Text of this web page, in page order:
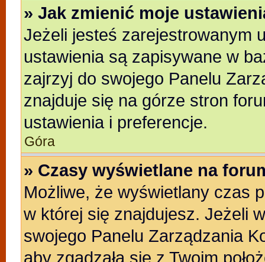
» Jak zmienić moje
Jeżeli jesteś zarejestrowanym
ustawienia są zapisywane w
zajrzyj do swojego Panelu
znajduje się na górze stron
ustawienia i preferencje.
Góra
» Czasy wyświetlane na
Możliwe, że wyświetlany czas
w której się znajdujesz. Jeżeli
swojego Panelu Zarządzania
aby zgadzała się z Twoim